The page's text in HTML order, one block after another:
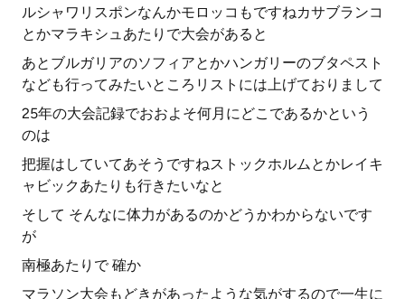
ルシャワリスポンなんかモロッコもですねカサブランコ
とかマラキシュあたりで大会があると
あとブルガリアのソフィアとかハンガリーのブタペスト
なども行ってみたいところリストには上げておりまして
25年の大会記録でおおよそ何月にどこであるかという
のは
把握はしていてあそうですねストックホルムとかレイキ
ャビックあたりも行きたいなと
そして そんなに体力があるのかどうかわからないです
が
南極あたりで 確か
マラソン大会もどきがあったような気がするので一生に